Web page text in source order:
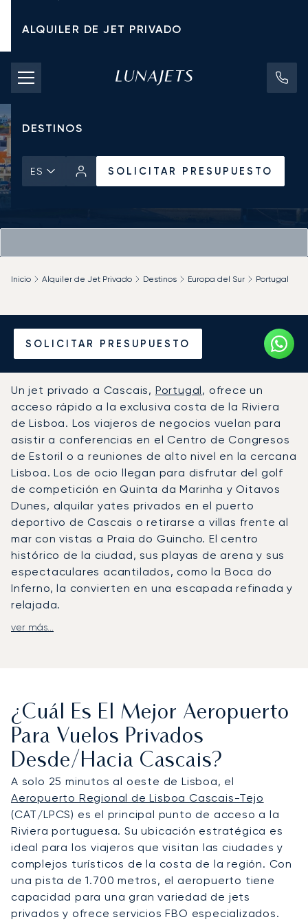
ALQUILER DE JET PRIVADO
TARIFAS DE CHÁRTER
JETS PRIVADOS
DESTINOS
ES SOLICITAR PRESUPUESTO
SOLICITAR PRESUPUESTO
Inicio Alquiler de Jet Privado Destinos Europa del Sur Portugal
Alquile un Jet Privado
desde o hacia Cascais
Un jet privado a Cascais, Portugal, ofrece un
acceso rápido a la exclusiva costa de la Riviera
de Lisboa. Los viajeros de negocios vuelan para
asistir a conferencias en el Centro de Congresos
de Estoril o a reuniones de alto nivel en la cercana
Lisboa. Los de ocio llegan para disfrutar del golf
de competición en Quinta da Marinha y Oitavos
Dunes, alquilar yates privados en el puerto
deportivo de Cascais o retirarse a villas frente al
mar con vistas a Praia do Guincho. El centro
histórico de la ciudad, sus playas de arena y sus
espectaculares acantilados, como la Boca do
Inferno, la convierten en una escapada refinada y
relajada.
LunaJets ofrece vuelos chárter a medida al
estival del aeropuerto de Lisboa. Los traslados
posteriores suelen realizarse en coche con chófer
por pintorescas carreteras costeras, aunque
también es posible organizar vuelos en
helicóptero previa solicitud, por ejemplo, a los
palacios de Sintra o a una finca privada en
Comporta. El viaje en jet privado combina cabinas
espaciosas, una gastronomía refinada y total
privacidad, con cada detalle adaptado a su
horario. Las llegadas discretas de fin de semana a
villas o puertos deportivos son un sello distintivo
de nuestro servicio en Cascais.
ver más...
¿Cuál Es El Mejor Aeropuerto
Para Vuelos Privados
Desde/hacia Cascais?
A solo 25 minutos al oeste de Lisboa, el
Aeropuerto Regional de Lisboa Cascais-Tejo
(CAT/LPCS) es el principal punto de acceso a la
Riviera portuguesa. Su ubicación estratégica es
ideal para los viajeros que visitan las ciudades y
complejos turísticos de la costa de la región. Con
una pista de 1.700 metros, el aeropuerto tiene
capacidad para una gran variedad de jets
privados y ofrece servicios FBO especializados.